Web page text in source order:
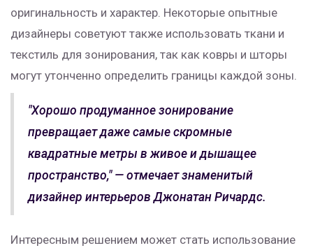
оригинальность и характер. Некоторые опытные
дизайнеры советуют также использовать ткани и
текстиль для зонирования, так как ковры и шторы
могут утонченно определить границы каждой зоны.
"Хорошо продуманное зонирование
превращает даже самые скромные
квадратные метры в живое и дышащее
пространство," — отмечает знаменитый
дизайнер интерьеров Джонатан Ричардс.
Интересным решением может стать использование